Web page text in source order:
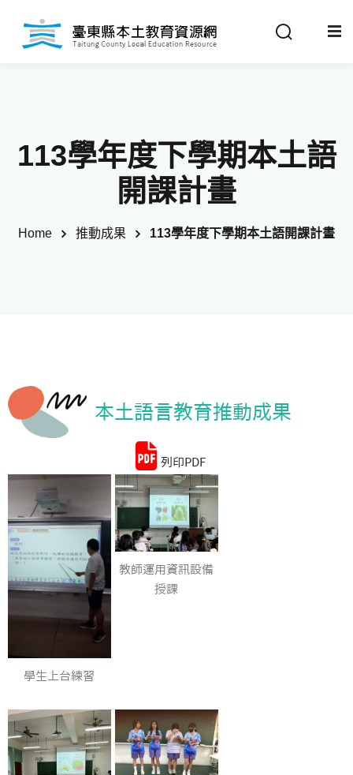
新消息
計資料
113學年度下學期本土語
開課計畫
Home 推動成果 113學年度下學期本土語開課計畫
本土語言教育推動成果
列印PDF
學生上台練習
教師運用資訊設備
授課
Sign in Sign up